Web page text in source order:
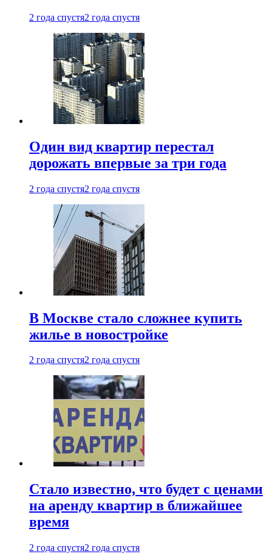
2 года спустя2 года спустя
Один вид квартир перестал
дорожать впервые за три года
2 года спустя2 года спустя
В Москве стало сложнее купить
жилье в новостройке
2 года спустя2 года спустя
Стало известно, что будет с ценами
на аренду квартир в ближайшее
время
2 года спустя2 года спустя